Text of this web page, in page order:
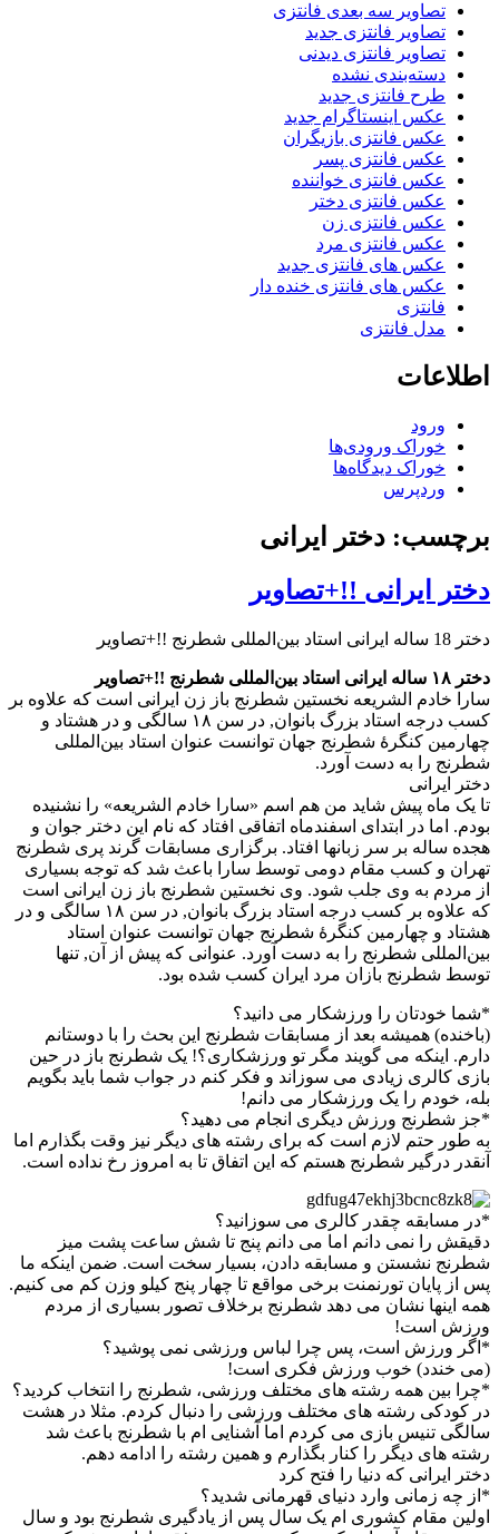
تصاویر سه بعدی فانتزی
تصاویر فانتزی جدید
تصاویر فانتزی دیدنی
دسته‌بندی نشده
طرح فانتزی جدید
عکس اینستاگرام جدید
عکس فانتزی بازیگران
عکس فانتزی پسر
عکس فانتزی خواننده
عکس فانتزی دختر
عکس فانتزی زن
عکس فانتزی مرد
عکس های فانتزی جدید
عکس های فانتزی خنده دار
فانتزی
مدل فانتزی
اطلاعات
ورود
خوراک ورودی‌ها
خوراک دیدگاه‌ها
وردپرس
برچسب: دختر ایرانی
دختر ایرانی !!+تصاویر
دختر 18 ساله ایرانی استاد بین‌المللی شطرنج !!+تصاویر
دختر ۱۸ ساله ایرانی استاد بین‌المللی شطرنج !!+تصاویر
سارا خادم الشریعه نخستین شطرنج باز زن ایرانی است که علاوه بر
کسب درجه استاد بزرگ بانوان, در سن ۱۸ سالگی و در هشتاد و
چهارمین کنگرهٔ شطرنج جهان توانست عنوان استاد بین‌المللی
شطرنج را به دست آورد.
دختر ایرانی
تا یک ماه پیش شاید من هم اسم «سارا خادم الشریعه» را نشنیده
بودم. اما در ابتدای اسفندماه اتفاقی افتاد که نام این دختر جوان و
هجده ساله بر سر زبانها افتاد. برگزاری مسابقات گرند پری شطرنج
تهران و کسب مقام دومی توسط سارا باعث شد که توجه بسیاری
از مردم به وی جلب شود. وی نخستین شطرنج باز زن ایرانی است
که علاوه بر کسب درجه استاد بزرگ بانوان, در سن ۱۸ سالگی و در
هشتاد و چهارمین کنگرهٔ شطرنج جهان توانست عنوان استاد
بین‌المللی شطرنج را به دست آورد. عنوانی که پیش از آن, تنها
توسط شطرنج بازان مرد ایران کسب شده بود.
*شما خودتان را ورزشکار می دانید؟
(باخنده) همیشه بعد از مسابقات شطرنج این بحث را با دوستانم
دارم. اینکه می گویند مگر تو ورزشکاری؟! یک شطرنج باز در حین
بازی کالری زیادی می سوزاند و فکر کنم در جواب شما باید بگویم
بله، خودم را یک ورزشکار می دانم!
*جز شطرنج ورزش دیگری انجام می دهید؟
به طور حتم لازم است که برای رشته های دیگر نیز وقت بگذارم اما
آنقدر درگیر شطرنج هستم که این اتفاق تا به امروز رخ نداده است.
*در مسابقه چقدر کالری می سوزانید؟
دقیقش را نمی دانم اما می دانم پنج تا شش ساعت پشت میز
شطرنج نشستن و مسابقه دادن، بسیار سخت است. ضمن اینکه ما
پس از پایان تورنمنت برخی مواقع تا چهار پنج کیلو وزن کم می کنیم.
همه اینها نشان می دهد شطرنج برخلاف تصور بسیاری از مردم
ورزش است!
*اگر ورزش است، پس چرا لباس ورزشی نمی پوشید؟
(می خندد) خوب ورزش فکری است!
*چرا بین همه رشته های مختلف ورزشی، شطرنج را انتخاب کردید؟
در کودکی رشته های مختلف ورزشی را دنبال کردم. مثلا در هشت
سالگی تنیس بازی می کردم اما آشنایی ام با شطرنج باعث شد
رشته های دیگر را کنار بگذارم و همین رشته را ادامه دهم.
دختر ایرانی که دنیا را فتح کرد
*از چه زمانی وارد دنیای قهرمانی شدید؟
اولین مقام کشوری ام یک سال پس از یادگیری شطرنج بود و سال